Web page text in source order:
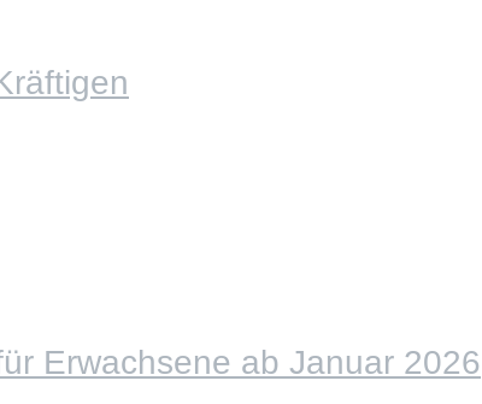
Erwachsene ab Januar 2026